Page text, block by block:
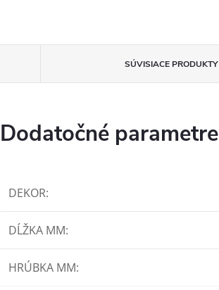
SÚVISIACE PRODUKTY
Dodatočné parametre
DEKOR:
DĹŽKA MM:
HRÚBKA MM: